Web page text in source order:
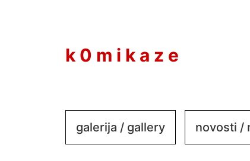
k 0 m i k a z e
galerija / gallery novosti /